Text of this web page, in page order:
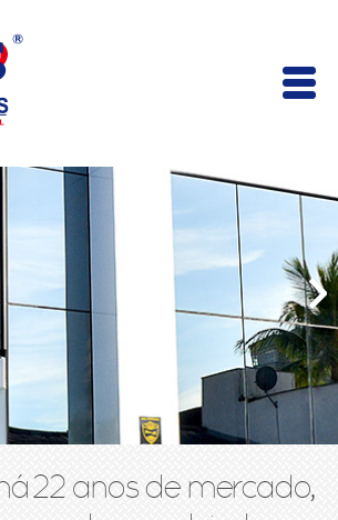
22 anos de mercado,